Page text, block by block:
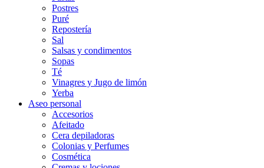
Postres
Puré
Repostería
Sal
Salsas y condimentos
Sopas
Té
Vinagres y Jugo de limón
Yerba
Aseo personal
Accesorios
Afeitado
Cera depiladoras
Colonias y Perfumes
Cosmética